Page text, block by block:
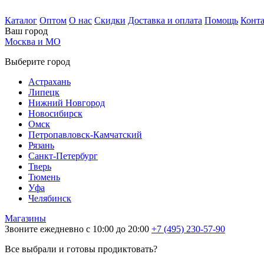
Каталог Оптом О нас Скидки Доставка и оплата Помощь
Ваш город
Москва и МО
Выберите город
Астрахань
Липецк
Нижний Новгород
Новосибирск
Омск
Петропавловск-Камчатский
Рязань
Санкт-Петербург
Тверь
Тюмень
Уфа
Челябинск
Магазины
Звоните ежедневно с 10:00 до 20:00 +7 (495) 230-57-90
Все выбрали и готовы продиктовать?